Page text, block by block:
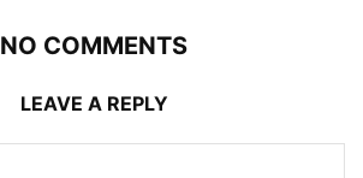
NO COMMENTS
LEAVE A REPLY